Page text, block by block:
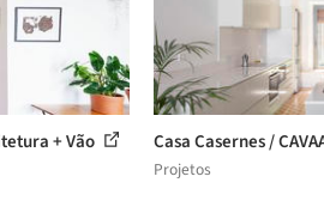
+ Vão Casa Casernes /
Projetos